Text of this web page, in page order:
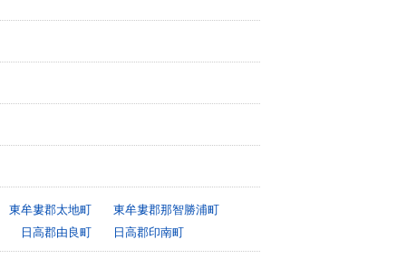
東牟婁郡太地町
東牟婁郡那智勝浦町
日高郡由良町 日高郡印南町